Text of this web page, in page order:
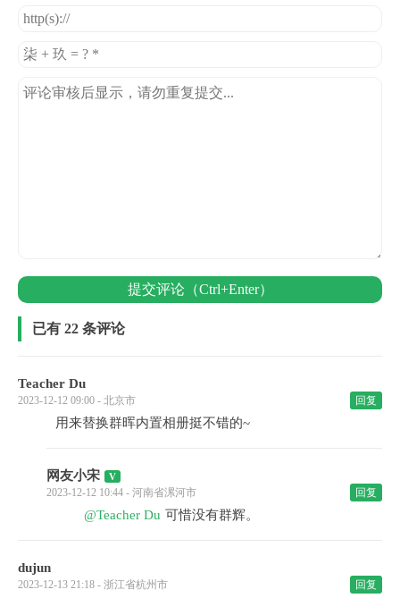
提交评论（Ctrl+Enter）
已有 22 条评论
Teacher Du
2023-12-12 09:00 - 北京市 回复
用来替换群晖内置相册挺不错的~
网友小宋
2023-12-12 10:44 - 河南省漯河市 回复
@Teacher Du 可惜没有群辉。
dujun
2023-12-13 21:18 - 浙江省杭州市 回复